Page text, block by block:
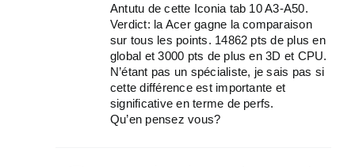
Antutu de cette Iconia tab 10 A3-A50.
Verdict: la Acer gagne la comparaison
sur tous les points. 14862 pts de plus en
global et 3000 pts de plus en 3D et CPU.
N’étant pas un spécialiste, je sais pas si
cette différence est importante et
significative en terme de perfs.
Qu’en pensez vous?